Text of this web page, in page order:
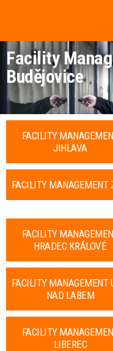
Facility
Budějovice
FACILITY
JIHLAVA
FACILITY MANAGEMENT
FACILITY
HRADEC KRÁLOVÉ
FACILITY MANAGEMENT
NAD LABEM
FACILITY
LIBEREC